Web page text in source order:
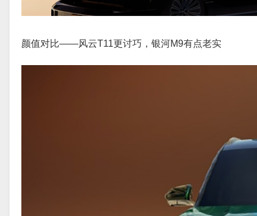
颜值对比——风云T11更讨巧，银河M9有点老实